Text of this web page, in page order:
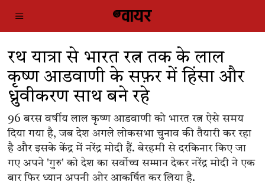
रथ यात्रा से भारत रत्न तक के लाल
कृष्ण आडवाणी के सफ़र में हिंसा और
ध्रुवीकरण साथ बने रहे
96 बरस वर्षीय लाल कृष्ण आडवाणी को भारत रत्न ऐसे समय
दिया गया है, जब देश अगले लोकसभा चुनाव की तैयारी कर रहा
है और इसके केंद्र में नरेंद्र मोदी हैं. बेरहमी से दरकिनार किए जा
गए अपने 'गुरु' को देश का सर्वोच्च सम्मान देकर नरेंद्र मोदी ने एक
बार फिर ध्यान अपनी ओर आकर्षित कर लिया है.